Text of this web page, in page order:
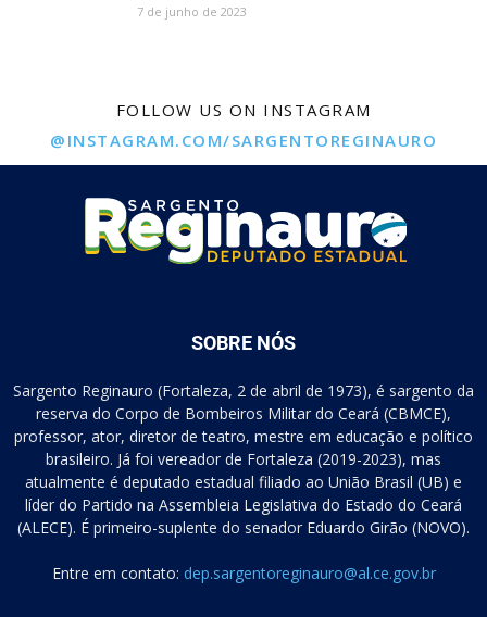
7 de junho de 2023
FOLLOW US ON INSTAGRAM
@INSTAGRAM.COM/SARGENTOREGINAURO
SOBRE NÓS
Sargento Reginauro (Fortaleza, 2 de abril de 1973), é sargento da
reserva do Corpo de Bombeiros Militar do Ceará (CBMCE),
professor, ator, diretor de teatro, mestre em educação e político
brasileiro. Já foi vereador de Fortaleza (2019-2023), mas
atualmente é deputado estadual filiado ao União Brasil (UB) e
líder do Partido na Assembleia Legislativa do Estado do Ceará
(ALECE). É primeiro-suplente do senador Eduardo Girão (NOVO).
Entre em contato: dep.sargentoreginauro@al.ce.gov.br